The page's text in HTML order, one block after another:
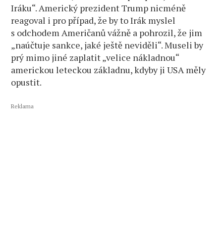
Iráku“. Americký prezident Trump nicméně
reagoval i pro případ, že by to Irák myslel
s odchodem Američanů vážně a pohrozil, že jim
„naúčtuje sankce, jaké ještě neviděli“. Museli by
prý mimo jiné zaplatit „velice nákladnou“
americkou leteckou základnu, kdyby ji USA měly
opustit.
Reklama